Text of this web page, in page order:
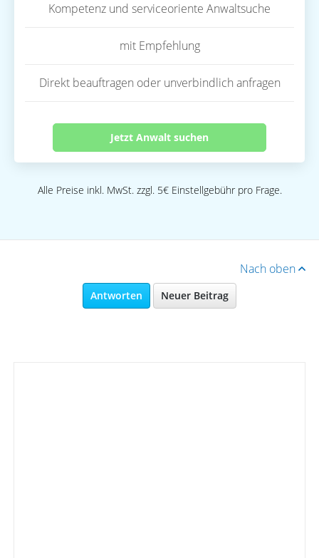
Kompetenz und serviceoriente Anwaltsuche
mit Empfehlung
Direkt beauftragen oder unverbindlich anfragen
Jetzt Anwalt suchen
Alle Preise inkl. MwSt. zzgl. 5€ Einstellgebühr pro Frage.
Nach oben
Antworten Neuer Beitrag